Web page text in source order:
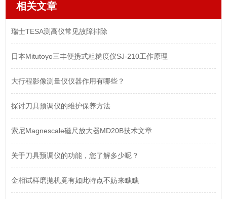
相关文章
瑞士TESA测高仪常见故障排除
日本Mitutoyo三丰便携式粗糙度仪SJ-210工作原理
大行程影像测量仪仪器作用有哪些？
探讨刀具预调仪的维护保养方法
索尼Magnescale磁尺放大器MD20B技术文章
关于刀具预调仪的功能，您了解多少呢？
金相试样磨抛机竟有如此特点不妨来瞧瞧